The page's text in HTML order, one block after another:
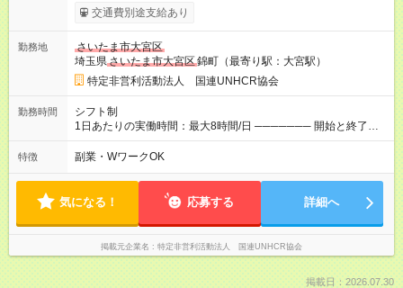
与支払】翌月15日 下記はモデルの月収例です。詳細は面接でご
案内します。 ────── モデル月収 ────── 【週3日／月12日
万(時給1400円～) 【週4日／月16日勤務の場合】 1年目:月収
20.5万(時給1350円～) 2年目:月収25.6万(時給1400円～) 【週5日
／月22日勤務の場合】 1年目:月収28.1万(時給1350円～) 2年目:
月収35.0万(時給1400円～) ※上記は1日8時間換算、成果給を加
算した目安金額です ◇時間外手当 ◇通勤手当 ◇健康管理補助 ◇
インフルエンザ予防接種補助 ◇成果給（個人業績／月毎）​ ◇チ
次昇給制度 ◇昇格制度 【試用期間】試用期間あり 試用期間の長
さ：1ヶ月 雇用形態、給与は本採用時と同じです。 初回は1か月
契約でトライアル期間（給与・待遇に差異なし）
交通費別途支給あり
勤務地
さいたま市大宮区
埼玉県さいたま市大宮区錦町（最寄り駅：大宮駅）
特定非営利活動法人 国連UNHCR協会
勤務時間
シフト制
1日あたりの実働時間：最大8時間/日 ─────── 開始と終了時
間 ─────── 8:00～21:00の中でシフト制 ※実働8時間（休憩
60分） ※活動場所により開始・終了時間は変動 ─────── 選
や月水金日、火水金土日など フルタイムで取り組みたい方も、
Ｗワーク希望の方も歓迎◎
特徴 副業・WワークOK
気になる！ 応募する 詳細へ
掲載元企業名 特定非営利活動法人 国連UNHCR協会
掲載日：2026.07.30